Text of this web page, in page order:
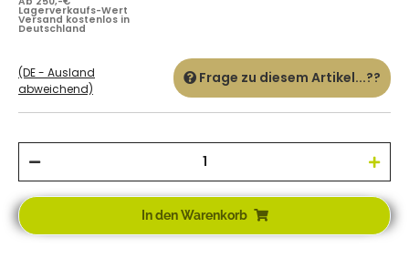
Lagerverkaufs-Wert
Versand kostenlos in
Deutschland
(DE - Ausland
abweichend)
Frage zu diesem Artikel...??
In den Warenkorb